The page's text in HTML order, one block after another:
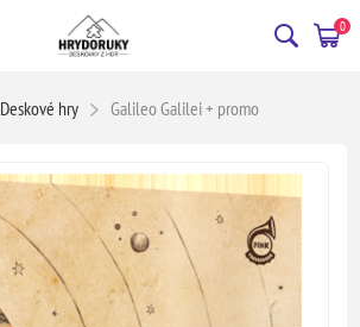
0
Deskové hry Galileo Galilei + promo